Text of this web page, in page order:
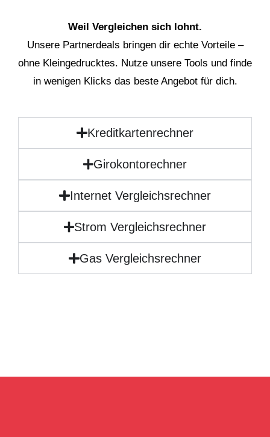
Weil Vergleichen sich lohnt.
Unsere Partnerdeals bringen dir echte Vorteile –
ohne Kleingedrucktes. Nutze unsere Tools und finde
in wenigen Klicks das beste Angebot für dich.
Kreditkartenrechner
Girokontorechner
Internet Vergleichsrechner
Strom Vergleichsrechner
Gas Vergleichsrechner